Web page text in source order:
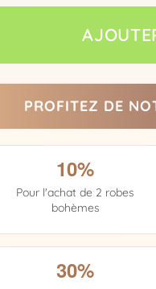
PROFITEZ DE
10%
Pour l'achat de 2 robes
bohèmes
30%